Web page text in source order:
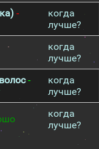
-
когда
лучше?
когда
лучше?
-
когда
лучше?
когда
лучше?